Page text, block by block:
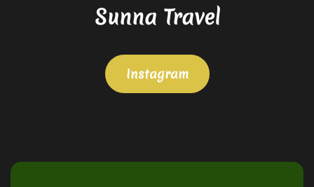
Sunna Travel
Instagram